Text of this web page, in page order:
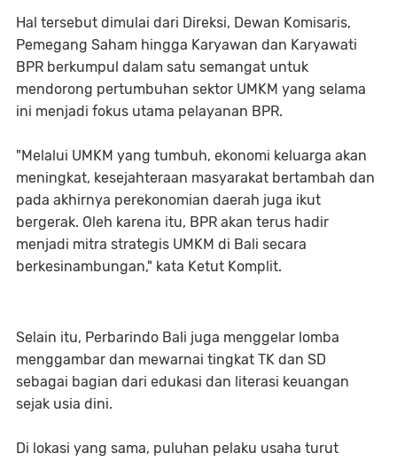
Hal tersebut dimulai dari Direksi, Dewan Komisaris,
Pemegang Saham hingga Karyawan dan Karyawati
BPR berkumpul dalam satu semangat untuk
mendorong pertumbuhan sektor UMKM yang selama
ini menjadi fokus utama pelayanan BPR.
"Melalui UMKM yang tumbuh, ekonomi keluarga akan
meningkat, kesejahteraan masyarakat bertambah dan
pada akhirnya perekonomian daerah juga ikut
bergerak. Oleh karena itu, BPR akan terus hadir
menjadi mitra strategis UMKM di Bali secara
berkesinambungan," kata Ketut Komplit.
Selain itu, Perbarindo Bali juga menggelar lomba
menggambar dan mewarnai tingkat TK dan SD
sebagai bagian dari edukasi dan literasi keuangan
sejak usia dini.
Di lokasi yang sama, puluhan pelaku usaha turut